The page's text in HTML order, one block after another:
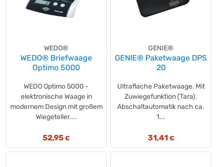
WEDO®
WEDO® Briefwaage
Optimo 5000
WEDO Optimo 5000 -
elektronische Waage in
modernem Design mit großem
Wiegeteller....
52,95 €
GENIE®
GENIE® Paketwaage DPS
20
Ultraflache Paketwaage. Mit
Zuwiegefunktion (Tara).
Abschaltautomatik nach ca.
1...
31,41 €